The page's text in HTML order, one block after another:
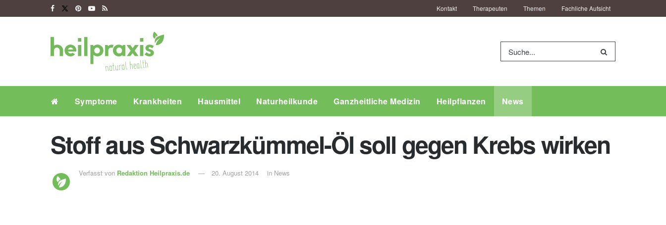
Kontakt Therapeuten Themen Fachliche Aufsicht
Symptome Krankheiten Hausmittel Naturheilkunde Ganzheitliche Medizin Heilpflanzen News
Stoff aus Schwarzkümmel-Öl soll gegen Krebs wirken
Verfasst von Redaktion Heilpraxis.de 20. August 2014 in News